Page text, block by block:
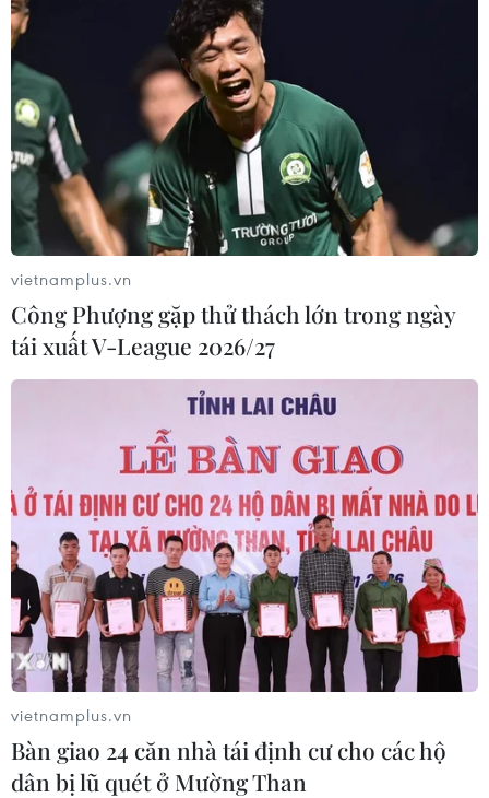
vietnamplus.vn
Công Phượng gặp thử thách lớn trong ngày
tái xuất V-League 2026/27
vietnamplus.vn
Bàn giao 24 căn nhà tái định cư cho các hộ
dân bị lũ quét ở Mường Than